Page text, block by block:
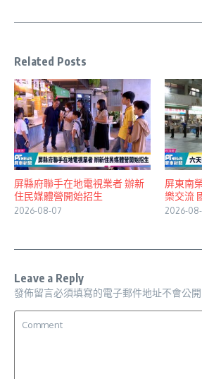
Related Posts
屏縣府聯手在地電視業者 辦新
住民媒體營開始招生
2026-08-07
屏東南
樂交流
2026-
Leave a Reply
發佈留言必須填寫的電子郵件地址不會公開